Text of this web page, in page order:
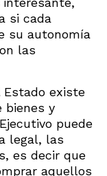
si cada
su autonomía
las
Estado existe
bienes y
puede
legal, las
es decir que
aquellos